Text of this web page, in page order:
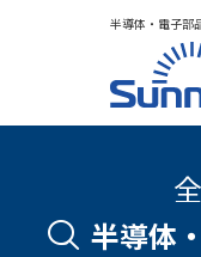
半導体・電子部
半導体